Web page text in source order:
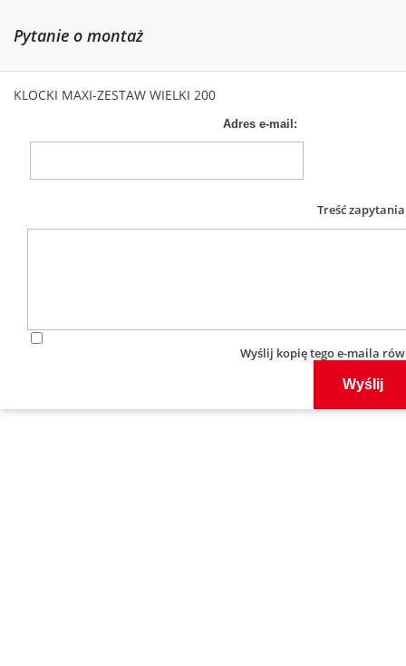
Pytanie o montaż
KLOCKI MAXI-ZESTAW WIELKI 200
Adres e-mail:
Treść
Wyślij kopię tego e-maila